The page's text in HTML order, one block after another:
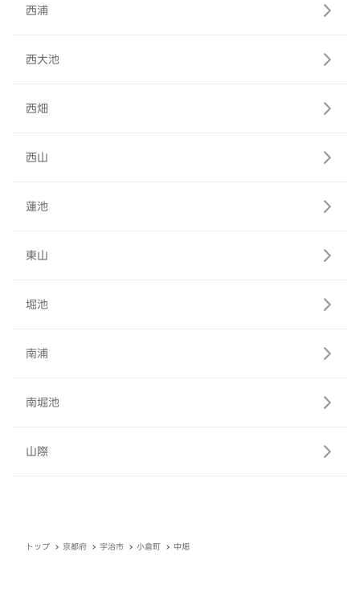
西浦
西大池
西畑
西山
蓮池
東山
堀池
南浦
南堀池
山際
トップ 京都府 宇治市 小倉町 中畑